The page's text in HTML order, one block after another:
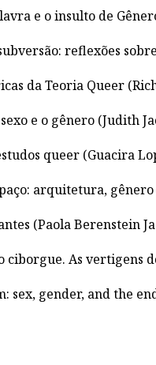
e o insulto de
reflexões
da Teoria Queer
e o gênero (Judith
queer (Guacira
arquitetura,
(Paola Berenstein
As vertigens
sex, gender, and the